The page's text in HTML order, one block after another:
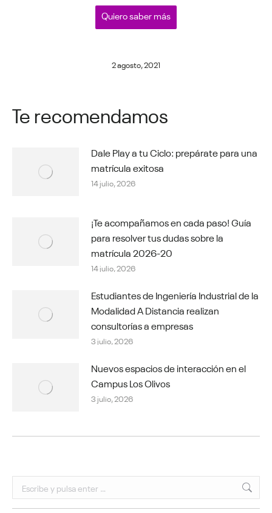
Quiero saber más
2 agosto, 2021
Te recomendamos
Dale Play a tu Ciclo: prepárate para una
matrícula exitosa
14 julio, 2026
¡Te acompañamos en cada paso! Guía
para resolver tus dudas sobre la
matrícula 2026-20
14 julio, 2026
Estudiantes de Ingeniería Industrial de la
Modalidad A Distancia realizan
consultorías a empresas
3 julio, 2026
Nuevos espacios de interacción en el
Campus Los Olivos
3 julio, 2026
Buscar: